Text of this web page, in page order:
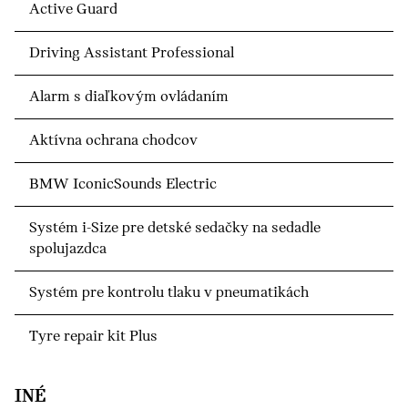
Active Guard
Driving Assistant Professional
Alarm s diaľkovým ovládaním
Aktívna ochrana chodcov
BMW IconicSounds Electric
Systém i-Size pre detské sedačky na sedadle
spolujazdca
Systém pre kontrolu tlaku v pneumatikách
Tyre repair kit Plus
INÉ